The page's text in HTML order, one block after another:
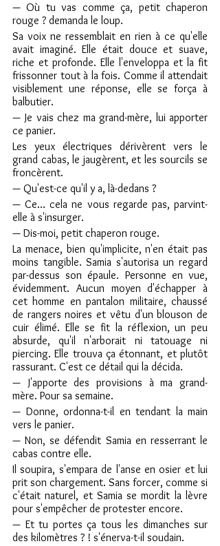
— Où tu vas comme ça, petit chaperon
rouge ? demanda le loup.
Sa voix ne ressemblait en rien à ce qu'elle
avait imaginé. Elle était douce et suave,
riche et profonde. Elle l'enveloppa et la fit
frissonner tout à la fois. Comme il attendait
visiblement une réponse, elle se força à
balbutier.
— Je vais chez ma grand-mère, lui apporter
ce panier.
Les yeux électriques dérivèrent vers le
grand cabas, le jaugèrent, et les sourcils se
froncèrent.
— Qu'est-ce qu'il y a, là-dedans ?
— Ce… cela ne vous regarde pas, parvint-
elle à s'insurger.
— Dis-moi, petit chaperon rouge.
La menace, bien qu'implicite, n'en était pas
moins tangible. Samia s'autorisa un regard
par-dessus son épaule. Personne en vue,
évidemment. Aucun moyen d'échapper à
cet homme en pantalon militaire, chaussé
de rangers noires et vêtu d'un blouson de
cuir élimé. Elle se fit la réflexion, un peu
absurde, qu'il n'arborait ni tatouage ni
piercing. Elle trouva ça étonnant, et plutôt
rassurant. C'est ce détail qui la décida.
— J'apporte des provisions à ma grand-
mère. Pour sa semaine.
— Donne, ordonna-t-il en tendant la main
vers le panier.
— Non, se défendit Samia en resserrant le
cabas contre elle.
Il soupira, s'empara de l'anse en osier et lui
prit son chargement. Sans forcer, comme si
c'était naturel, et Samia se mordit la lèvre
pour s'empêcher de protester encore.
— Et tu portes ça tous les dimanches sur
des kilomètres ? ! s'énerva-t-il soudain.